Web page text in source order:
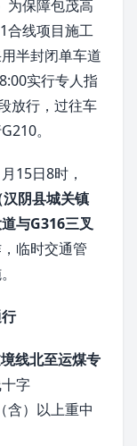
为保障包茂高
合线项目施工
半封闭单车道
实行专人指
放行，过往车
。
15日8时，
阴县城关镇
与G316三叉
临时交通管
线北至运煤专
字
含）以上重中